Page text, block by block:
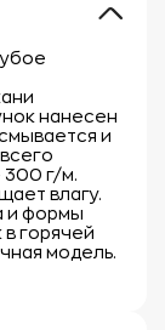
нанесен
и
300 г/м.
влагу.
и формы
горячей
модель.